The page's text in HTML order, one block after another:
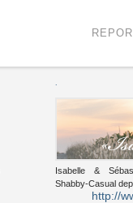
Isabelle &
Shabby-Casual
http://